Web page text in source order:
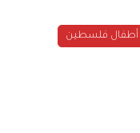
أطفال فلسطين